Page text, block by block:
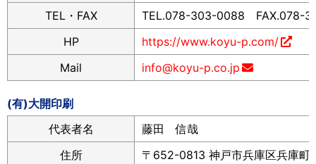
TEL・FAX
TEL.078-303-0088 FAX.078-
HP
https://www.koyu-p.com/
Mail
info@koyu-p.co.jp
(有)大開印刷
代表者名
藤田 信哉
住所
〒652-0813 神戸市兵庫区兵庫町